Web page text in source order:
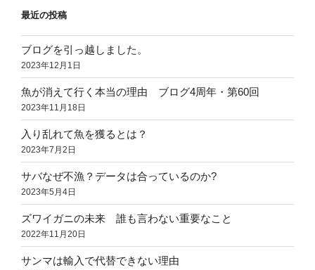
最近の投稿
ブログを引っ越しました。
2023年12月1日
魚が消えて行く本当の理由 ブログ4周年・第60回
2023年11月18日
入り乱れて魚を獲るとは？
2023年7月2日
サバなぜ不漁？データは合っているのか?
2023年5月4日
ズワイガニの未来 誰も言わない重要なこと
2022年11月20日
サンマは輸入で代替できない理由